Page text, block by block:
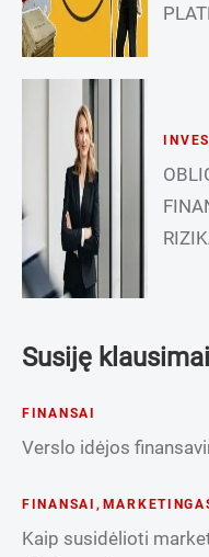
Susiję
FINANSAI
Verslo idėjos
FINANSAI ,
Kaip susidėlioti